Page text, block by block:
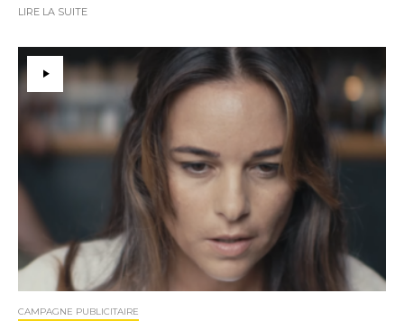
LIRE LA SUITE
CAMPAGNE PUBLICITAIRE